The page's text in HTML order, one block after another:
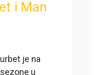
i Man
je na
u